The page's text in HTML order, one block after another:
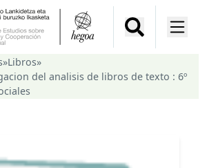
»Libros»
del analisis de libros de texto : 6º